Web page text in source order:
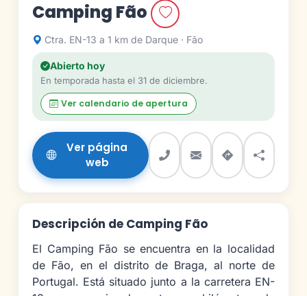
Camping Fão
Ctra. EN-13 a 1 km de Darque · Fão
Abierto hoy
En temporada hasta el 31 de diciembre.
Ver calendario de apertura
Ver página
web
Descripción de Camping Fão
El Camping Fão se encuentra en la localidad
de Fão, en el distrito de Braga, al norte de
Portugal. Está situado junto a la carretera EN-